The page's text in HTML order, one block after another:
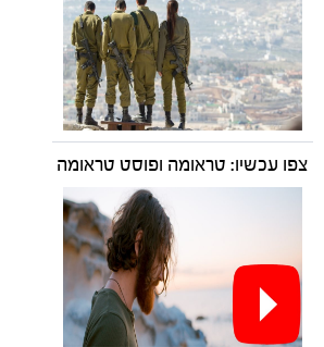
צפו עכשיו: טראומה ופוסט טראומה